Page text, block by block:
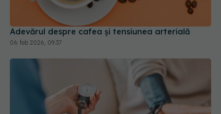
Adevărul despre cafea și tensiunea arterială
06 feb 2026, 09:37